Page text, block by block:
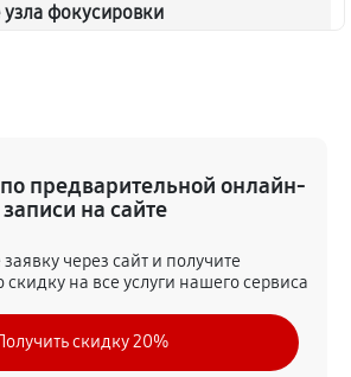
фокусировки
60 минут
Canon RF 85mm f/1.2L
предварительной онлайн-
записи на сайте
заявку через сайт и получите
на все услуги нашего сервиса
скидку 20%